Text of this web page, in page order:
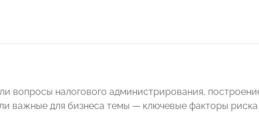
вопросы налогового администрирования,
важные для бизнеса темы — ключевые факторы